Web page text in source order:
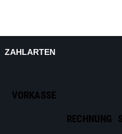
ZAHLARTEN
VORKASSE
RECHNUNG